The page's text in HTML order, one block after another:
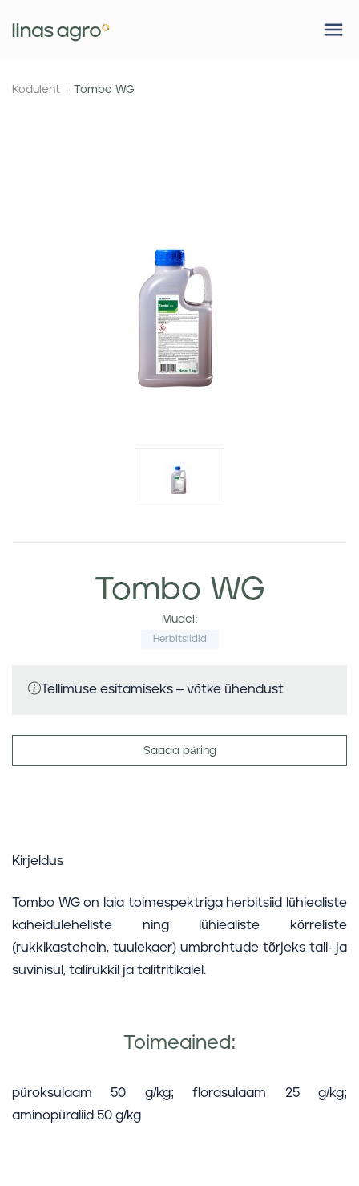
Koduleht Tombo WG
Tombo WG
Mudel:
Herbitsiidid
Tellimuse esitamiseks – võtke ühendust
Saada päring
Kirjeldus
Tombo WG on laia toimespektriga herbitsiid lühiealiste
kaheiduleheliste ning lühiealiste kõrreliste
(rukkikastehein, tuulekaer) umbrohtude tõrjeks tali- ja
suvinisul, talirukkil ja talitritikalel.
Toimeained:
püroksulaam 50 g/kg; florasulaam 25 g/kg;
aminopüraliid 50 g/kg